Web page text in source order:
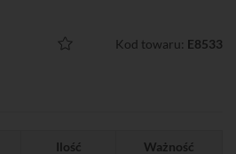
Kod towaru: E8533
Ilość Ważność